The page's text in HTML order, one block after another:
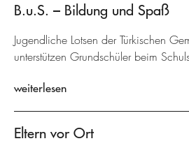
B.u.S. – Bildung und Spaß
Jugendliche Lotsen der Türkischen
unterstützen Grundschüler beim
weiterlesen
Eltern vor Ort